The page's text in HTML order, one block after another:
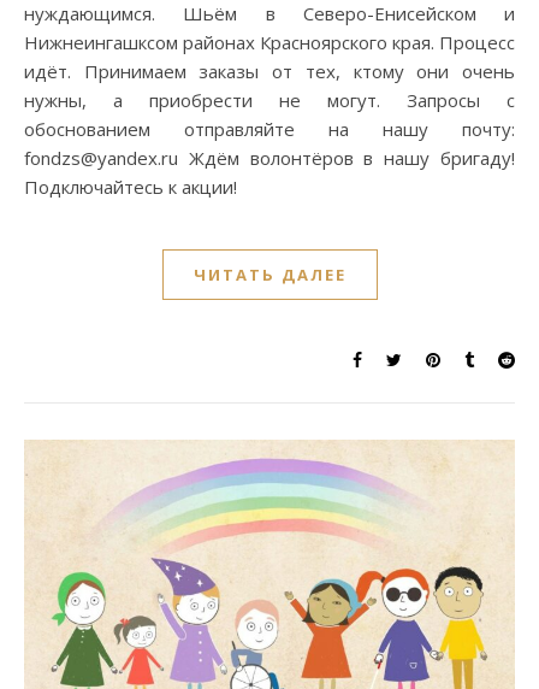
нуждающимся. Шьём в Северо-Енисейском и
Нижнеингашксом районах Красноярского края. Процесс
идёт. Принимаем заказы от тех, ктому они очень
нужны, а приобрести не могут. Запросы с
обоснованием отправляйте на нашу почту:
fondzs@yandex.ru Ждём волонтёров в нашу бригаду!
Подключайтесь к акции!
ЧИТАТЬ ДАЛЕЕ